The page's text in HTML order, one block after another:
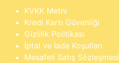
KVKK Metni
Kredi Kartı Güvenliği
Gizlilik Politikası
İptal ve İade Koşulları
Mesafeli Satış Sözleşmesi